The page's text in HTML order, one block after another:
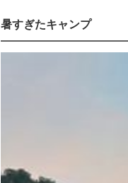
暑すぎたキャンプ